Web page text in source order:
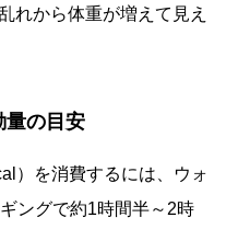
れから体重が増えて見え
量の目安
）を消費するには、ウォ
ングで約1時間半～2時